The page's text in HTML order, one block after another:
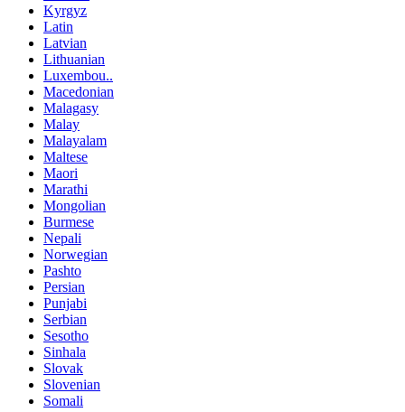
Kyrgyz
Latin
Latvian
Lithuanian
Luxembou..
Macedonian
Malagasy
Malay
Malayalam
Maltese
Maori
Marathi
Mongolian
Burmese
Nepali
Norwegian
Pashto
Persian
Punjabi
Serbian
Sesotho
Sinhala
Slovak
Slovenian
Somali